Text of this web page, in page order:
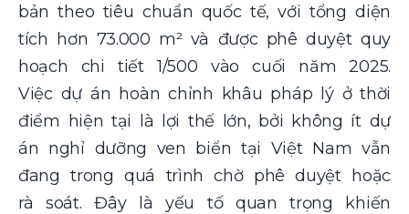
bản theo tiêu chuẩn quốc tế, với tổng diện
tích hơn 73.000 m² và được phê duyệt quy
hoạch chi tiết 1/500 vào cuối năm 2025.
Việc dự án hoàn chỉnh khâu pháp lý ở thời
điểm hiện tại là lợi thế lớn, bởi không ít dự
án nghỉ dưỡng ven biển tại Việt Nam vẫn
đang trong quá trình chờ phê duyệt hoặc
rà soát. Đây là yếu tố quan trọng khiến